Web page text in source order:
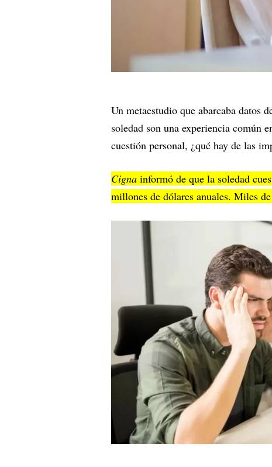
Un metaestudio que abarcaba datos
soledad son una experiencia común
cuestión personal, ¿qué hay de las
Cigna informó de que la soledad
millones de dólares anuales. Miles